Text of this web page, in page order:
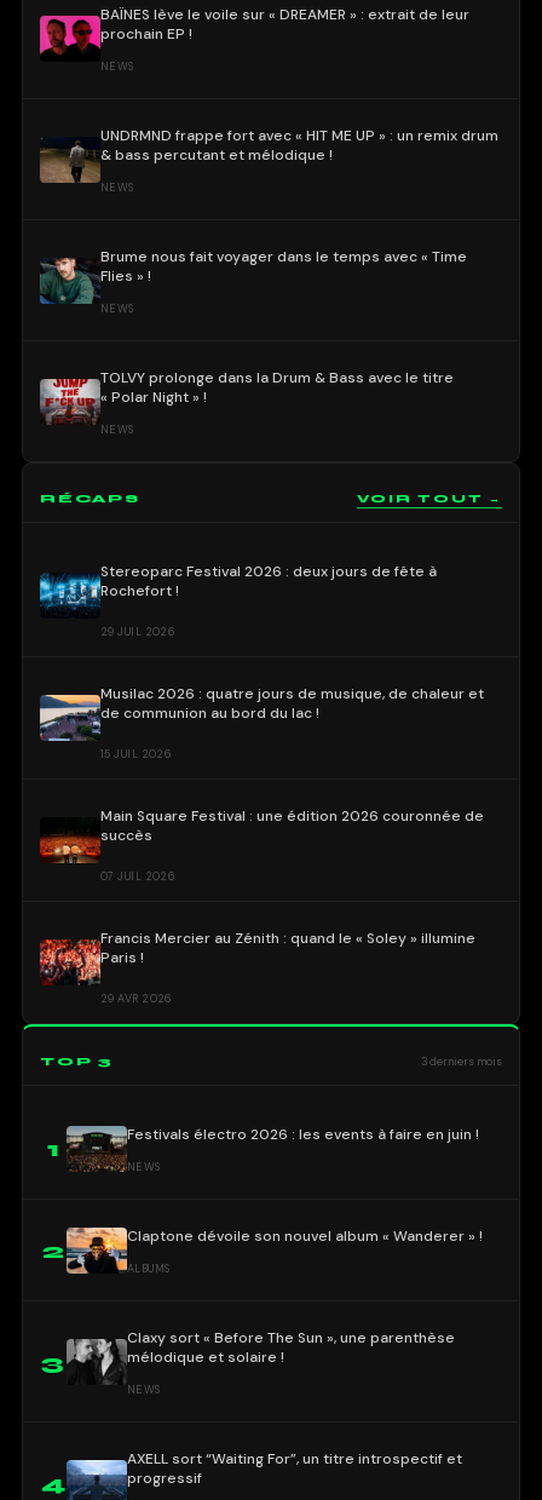
BAÏNES lève le voile sur « DREAMER » : extrait de leur
prochain EP !
NEWS
UNDRMND frappe fort avec « HIT ME UP » : un remix drum
& bass percutant et mélodique !
NEWS
Brume nous fait voyager dans le temps avec « Time
Flies » !
NEWS
TOLVY prolonge dans la Drum & Bass avec le titre
« Polar Night » !
NEWS
RÉCAPS VOIR TOUT →
Stereoparc Festival 2026 : deux jours de fête à
Rochefort !
29 JUIL 2026
Musilac 2026 : quatre jours de musique, de chaleur et
de communion au bord du lac !
15 JUIL 2026
Main Square Festival : une édition 2026 couronnée de
succès
07 JUIL 2026
Francis Mercier au Zénith : quand le « Soley » illumine
Paris !
29 AVR 2026
TOP 3 3 derniers mois
1
Festivals électro 2026 : les events à faire en juin !
NEWS
2
Claptone dévoile son nouvel album « Wanderer » !
ALBUMS
3
Claxy sort « Before The Sun », une parenthèse
mélodique et solaire !
NEWS
4
AXELL sort “Waiting For”, un titre introspectif et
progressif